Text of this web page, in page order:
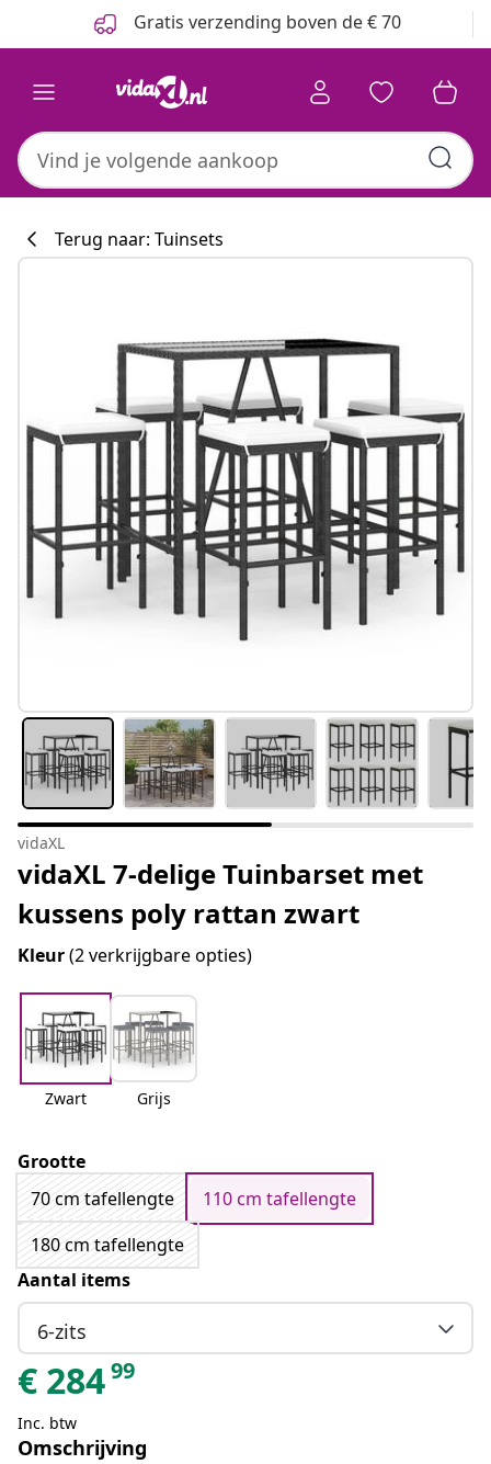
Gratis verzending boven de € 70
Terug naar: Tuinsets
vidaXL
vidaXL 7-delige Tuinbarset met
kussens poly rattan zwart
Kleur(2 verkrijgbare opties)
Zwart Grijs
Grootte
70 cm tafellengte
110 cm tafellengte
180 cm tafellengte
Aantal items
6-zits
€ 28499
Inc. btw
Omschrijving